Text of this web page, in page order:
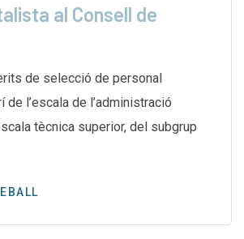
al Consell de
de selecció de personal
de l’escala de l’administració
tècnica superior, del subgrup